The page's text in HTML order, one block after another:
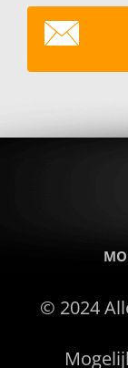
© 2024